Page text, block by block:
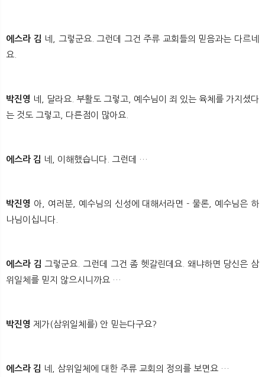
에스라 김 네, 그렇군요. 그런데 그건 주류 교회들의 믿음과는 다르네
요.
박진영 네, 달라요. 부활도 그렇고, 예수님이 죄 있는 육체를 가지셨다
는 것도 그렇고, 다른점이 많아요.
에스라 김 네, 이해했습니다. 그런데 …
박진영 아, 여러분, 예수님의 신성에 대해서라면 - 물론, 예수님은 하
나님이십니다.
에스라 김 그렇군요. 그런데 그건 좀 헷갈린데요. 왜냐하면 당신은 삼
위일체를 믿지 않으시니까요 …
박진영 제가(삼위일체를) 안 믿는다구요?
에스라 김 네, 삼위일체에 대한 주류 교회의 정의를 보면요 …